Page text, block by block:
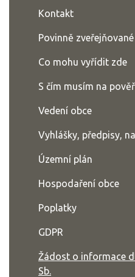
Kontakt
Povinně
Co mohu vyřídit zde
S čím musím na
Vedení obce
Vyhlášky, předpisy,
Územní plán
Hospodaření obce
Poplatky
GDPR
Žádost o informace
Sb.